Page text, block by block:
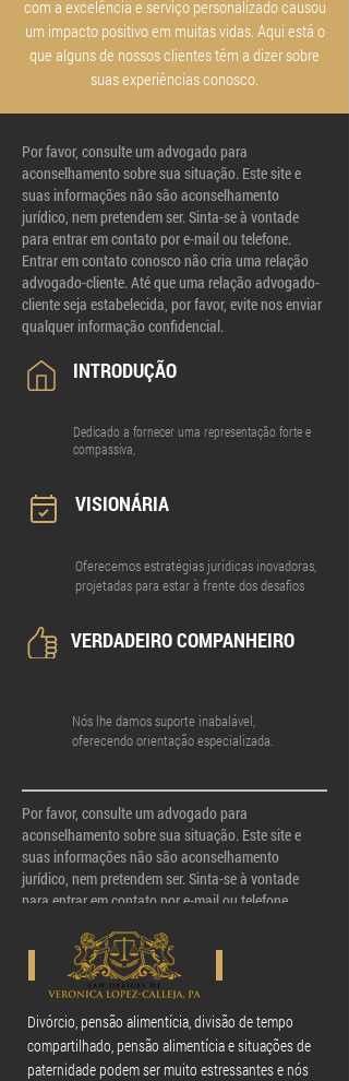
com a excelência e serviço personalizado causou
um impacto positivo em muitas vidas. Aqui está o
que alguns de nossos clientes têm a dizer sobre
suas experiências conosco.
Por favor, consulte um advogado para
aconselhamento sobre sua situação. Este site e
suas informações não são aconselhamento
jurídico, nem pretendem ser. Sinta-se à vontade
para entrar em contato por e-mail ou telefone.
Entrar em contato conosco não cria uma relação
advogado-cliente. Até que uma relação advogado-
cliente seja estabelecida, por favor, evite nos enviar
qualquer informação confidencial.
INTRODUÇÃO
Dedicado a fornecer uma representação forte e
compassiva,
VISIONÁRIA
Oferecemos estratégias jurídicas inovadoras,
projetadas para estar à frente dos desafios
VERDADEIRO COMPANHEIRO
Nós lhe damos suporte inabalável,
oferecendo orientação especializada.
Por favor, consulte um advogado para
aconselhamento sobre sua situação. Este site e
suas informações não são aconselhamento
jurídico, nem pretendem ser. Sinta-se à vontade
para entrar em contato por e-mail ou telefone.
advogado-cliente. Até que uma relação advogado-
cliente seja estabelecida, por favor, evite nos enviar
qualquer informação confidencial.
Divórcio, pensão alimentícia, divisão de tempo
compartilhado, pensão alimentícia e situações de
paternidade podem ser muito estressantes e nós